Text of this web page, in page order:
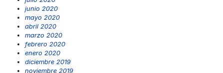
junio 2020
mayo 2020
abril 2020
marzo 2020
febrero 2020
enero 2020
diciembre 2019
noviembre 2019